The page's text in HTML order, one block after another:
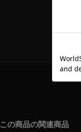
この商品の関連商品